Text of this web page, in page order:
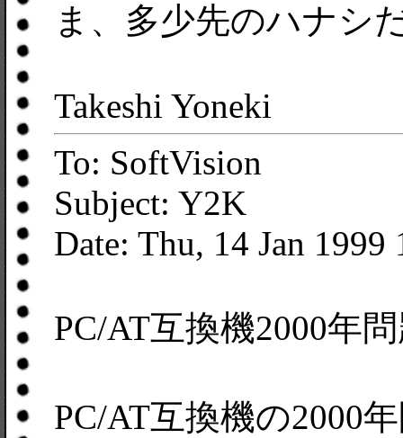
ま、多少先のハナシ
Takeshi Yoneki
To: SoftVision
Subject: Y2K
Date: Thu, 14 Jan
PC/AT互換機2000年
PC/AT互換機の2000